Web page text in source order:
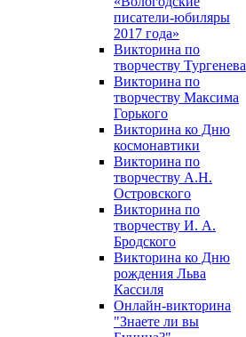
писатели-юбиляры
2017 года»
Викторина по
творчеству Тургенева
Викторина по
творчеству Максима
Горького
Викторина ко Дню
космонавтики
Викторина по
творчеству А.Н.
Островского
Викторина по
творчеству И. А.
Бродского
Викторина ко Дню
рождения Льва
Кассиля
Онлайн-викторина
"Знаете ли вы